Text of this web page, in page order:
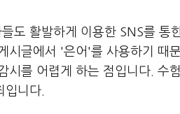
들도 활발하게 이용한 SNS를 통
시글에서 '은어'를 사용하기 때
시를 어렵게 하는 점입니다. 수
입니다.